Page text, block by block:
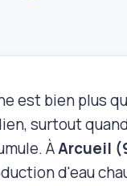
est bien plus
surtout
ÀArcueil
d'eau